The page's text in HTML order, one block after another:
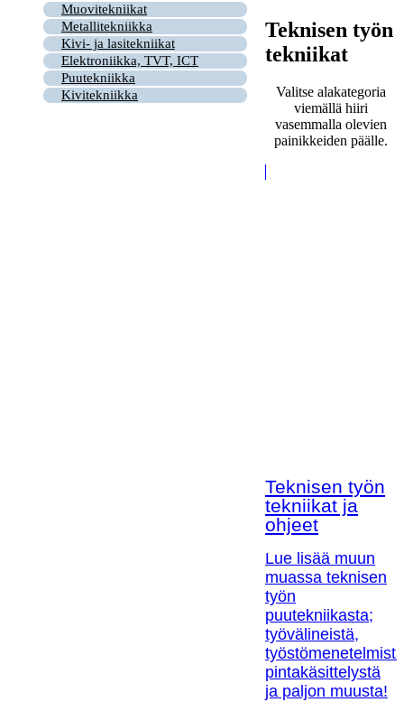
Muovitekniikat
Metallitekniikka
Kivi- ja lasitekniikat
Elektroniikka, TVT, ICT
Puutekniikka
Kivitekniikka
Teknisen työn
tekniikat
Valitse alakategoria
viemällä hiiri
vasemmalla olevien
painikkeiden päälle.
Teknisen työn
tekniikat ja
ohjeet
Lue lisää muun
muassa teknisen
työn
puutekniikasta;
työvälineistä,
pintakäsittelystä
ja paljon muusta!